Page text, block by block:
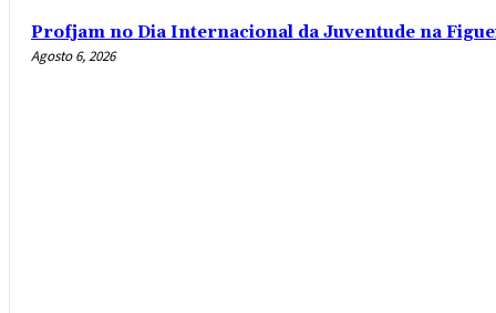
Profjam no Dia Internacional da Juventude na
Agosto 6, 2026